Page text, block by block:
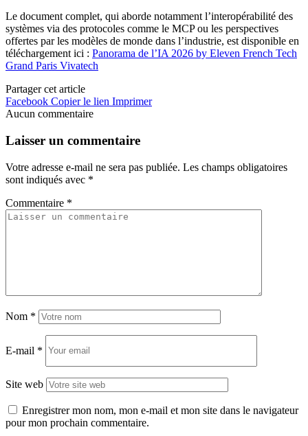
Le document complet, qui aborde notamment l’interopérabilité des
systèmes via des protocoles comme le MCP ou les perspectives
offertes par les modèles de monde dans l’industrie, est disponible en
téléchargement ici : Panorama de l’IA 2026 by Eleven French Tech
Grand Paris Vivatech
Partager cet article
Facebook Copier le lien Imprimer
Aucun commentaire
Laisser un commentaire
Votre adresse e-mail ne sera pas publiée. Les champs obligatoires
sont indiqués avec *
Commentaire *
Nom *
E-mail *
Site web
Enregistrer mon nom, mon e-mail et mon site dans le navigateur
pour mon prochain commentaire.